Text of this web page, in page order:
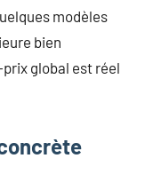
modèles
bien
global est réel